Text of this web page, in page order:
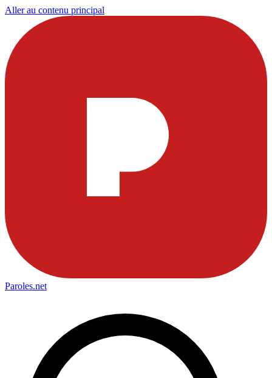
Aller au contenu principal
Paroles.net